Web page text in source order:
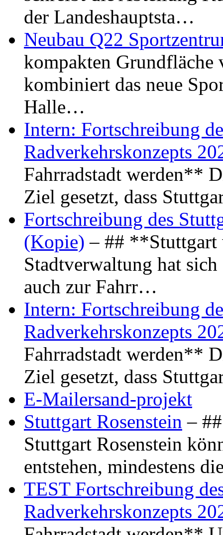
der Landeshauptsta…
Neubau Q22
kompakten Grundfläche
kombiniert das neue
Halle…
Intern: Fortschreibung
Radverkehrskonzepts
Fahrradstadt werden**
Ziel gesetzt, dass
Fortschreibung des
(Kopie) – ## **Stuttgart
Stadtverwaltung hat
auch zur Fahrr…
Intern: Fortschreibung
Radverkehrskonzepts
Fahrradstadt werden**
Ziel gesetzt, dass
E-Mailersand-projekt
Stuttgart Rosenstein –
Stuttgart Rosenstein
entstehen, mindestens
TEST Fortschreibung
Radverkehrskonzepts